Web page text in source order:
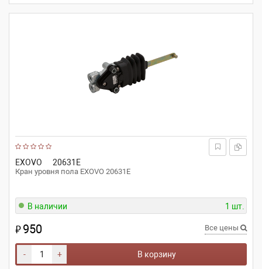
EXOVO 20631E
Кран уровня пола EXOVO 20631E
В наличии 1 шт.
₽950 Все цены
- + В корзину